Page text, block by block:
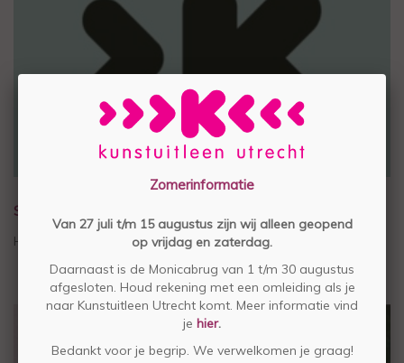
STEUN STICHTING KUNSTUITLEEN UTRECHT
Help mee voor € 4,50 per maand
Zomerinformatie
Van 27 juli t/m 15 augustus zijn wij alleen geopend
op vrijdag en zaterdag.
Daarnaast is de Monicabrug van 1 t/m 30 augustus
afgesloten. Houd rekening met een omleiding als je
naar Kunstuitleen Utrecht komt. Meer informatie vind
je hier.
Bedankt voor je begrip. We verwelkomen je graag!